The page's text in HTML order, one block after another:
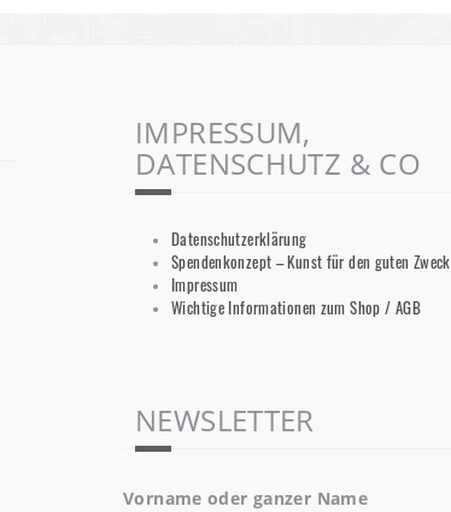
IMPRESSUM,
DATENSCHUTZ & CO
Datenschutzerklärung
Spendenkonzept – Kunst für den guten Zweck
Impressum
Wichtige Informationen zum Shop / AGB
NEWSLETTER
Vorname oder ganzer Name